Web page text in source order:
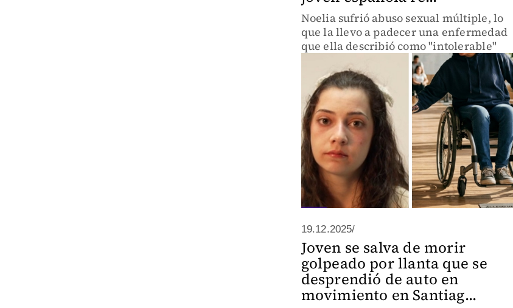
Noelia sufrió abuso sexual múltiple, lo
que la llevo a padecer una enfermedad
que ella describió como "intolerable"
19.12.2025/
Joven se salva de morir
golpeado por llanta que se
desprendió de auto en
movimiento en Santiag...